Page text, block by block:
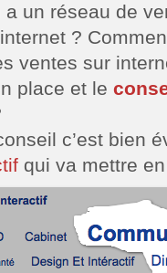
un réseau de
?
ventes sur
place et le
c’est bien
qui va mettre